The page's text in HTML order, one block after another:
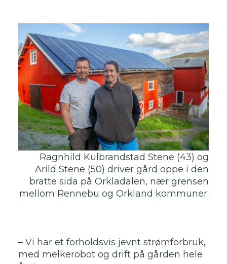
SOLKART
Ragnhild Kulbrandstad Stene (43) og
Arild Stene (50) driver gård oppe i den
bratte sida på Orkladalen, nær grensen
mellom Rennebu og Orkland kommuner.
– Vi har et forholdsvis jevnt strømforbruk,
med melkerobot og drift på gården hele